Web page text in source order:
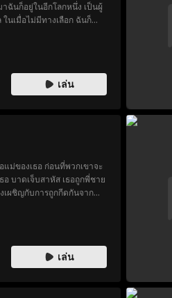
ฉันก็อยู่ในอีกโลกหนึ่ง เป็นผู้
นเมื่อไม่มีทางเลือก ฉันก็
เล่น
ม่ของเธอ ก่อนที่พวกเขาจะ
อ บาดเจ็บสาหัส เธอถูกพี่ชาย
เผชิญกับการถูกกีดกันจาก
พลังของตราไฟ พลิก
เล่น